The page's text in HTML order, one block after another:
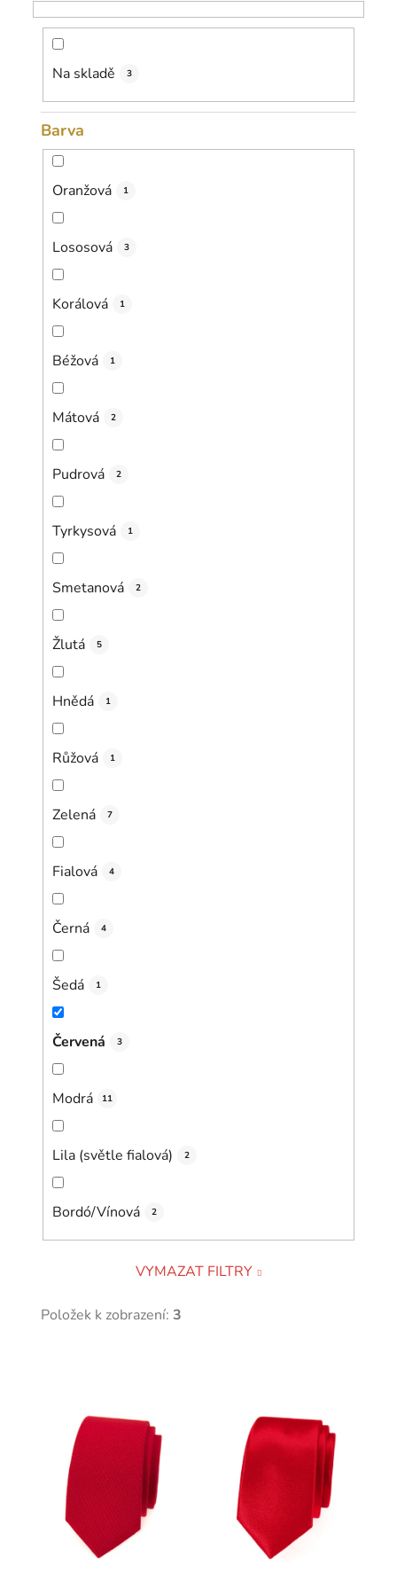
d
ů
Na skladě 3
Barva
Oranžová 1
Lososová 3
Korálová 1
Béžová 1
Mátová 2
Pudrová 2
Tyrkysová 1
Smetanová 2
Žlutá 5
Hnědá 1
Růžová 1
Zelená 7
Fialová 4
Černá 4
Šedá 1
Červená 3
Modrá 11
Lila (světle fialová) 2
Bordó/Vínová 2
VYMAZAT FILTRY
Položek k zobrazení: 3